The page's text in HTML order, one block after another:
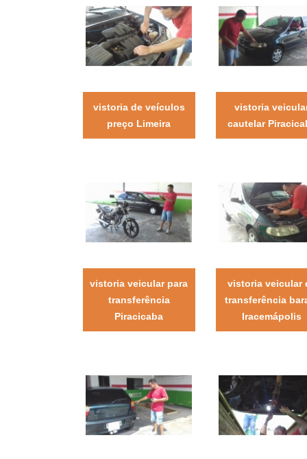
vistoria de veículos
preço Limeira
vistoria
cautelar
vistoria veicular para
transferência
Piracicaba
vistoria veicular
transferência
Iracemápolis